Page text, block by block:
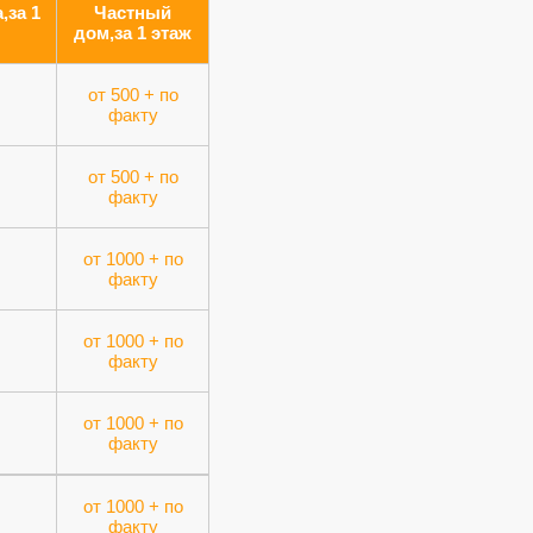
1
Частный
дом,за 1 этаж
от 500 + по
факту
от 500 + по
факту
от 1000 + по
факту
от 1000 + по
факту
от 1000 + по
факту
от 1000 + по
факту